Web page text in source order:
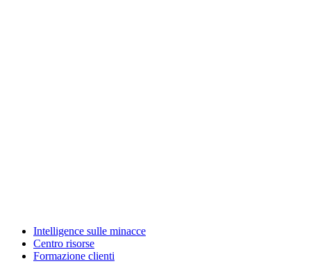
Intelligence sulle minacce
Centro risorse
Formazione clienti